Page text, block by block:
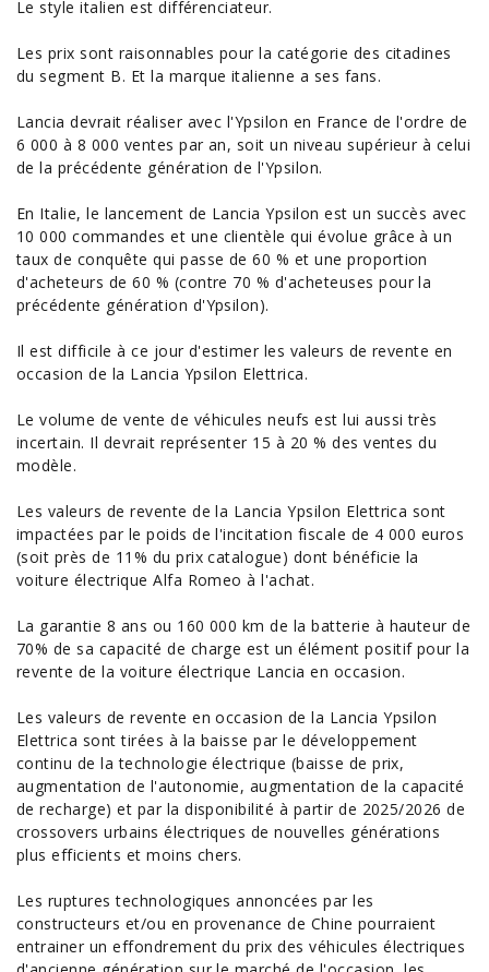
Le style italien est différenciateur.
Les prix sont raisonnables pour la catégorie des citadines
du segment B. Et la marque italienne a ses fans.
Lancia devrait réaliser avec l'Ypsilon en France de l'ordre de
6 000 à 8 000 ventes par an, soit un niveau supérieur à celui
de la précédente génération de l'Ypsilon.
En Italie, le lancement de Lancia Ypsilon est un succès avec
10 000 commandes et une clientèle qui évolue grâce à un
taux de conquête qui passe de 60 % et une proportion
d'acheteurs de 60 % (contre 70 % d'acheteuses pour la
précédente génération d'Ypsilon).
Il est difficile à ce jour d'estimer les valeurs de revente en
occasion de la Lancia Ypsilon Elettrica.
Le volume de vente de véhicules neufs est lui aussi très
incertain. Il devrait représenter 15 à 20 % des ventes du
modèle.
Les valeurs de revente de la Lancia Ypsilon Elettrica sont
impactées par le poids de l'incitation fiscale de 4 000 euros
(soit près de 11% du prix catalogue) dont bénéficie la
voiture électrique Alfa Romeo à l'achat.
La garantie 8 ans ou 160 000 km de la batterie à hauteur de
70% de sa capacité de charge est un élément positif pour la
revente de la voiture électrique Lancia en occasion.
Les valeurs de revente en occasion de la Lancia Ypsilon
Elettrica sont tirées à la baisse par le développement
continu de la technologie électrique (baisse de prix,
augmentation de l'autonomie, augmentation de la capacité
de recharge) et par la disponibilité à partir de 2025/2026 de
crossovers urbains électriques de nouvelles générations
plus efficients et moins chers.
Les ruptures technologiques annoncées par les
constructeurs et/ou en provenance de Chine pourraient
entrainer un effondrement du prix desvéhicules électriques